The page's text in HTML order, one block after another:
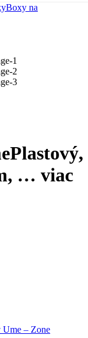
Boxy na
Plastový,
, … viac
Ume – Zone